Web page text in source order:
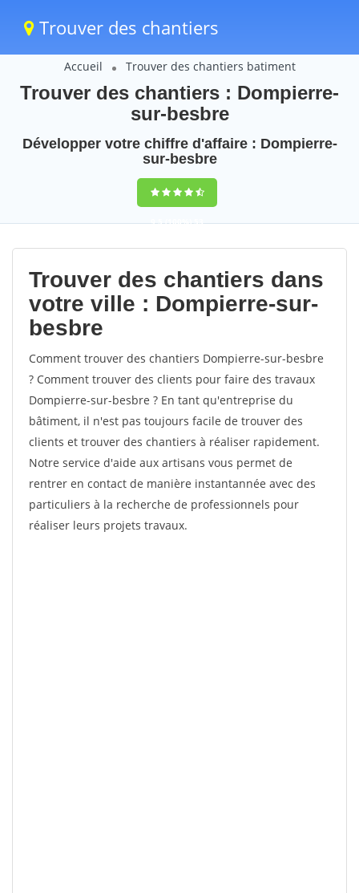
Trouver des chantiers
Accueil Trouver des chantiers batiment
Trouver des chantiers : Dompierre-
sur-besbre
Développer votre chiffre d'affaire : Dompierre-
sur-besbre
9,5(100%)53
votes
Trouver des chantiers dans
votre ville : Dompierre-sur-
besbre
Comment trouver des chantiers Dompierre-sur-besbre
? Comment trouver des clients pour faire des travaux
Dompierre-sur-besbre ? En tant qu'entreprise du
bâtiment, il n'est pas toujours facile de trouver des
clients et trouver des chantiers à réaliser rapidement.
Notre service d'aide aux artisans vous permet de
rentrer en contact de manière instantannée avec des
particuliers à la recherche de professionnels pour
réaliser leurs projets travaux.